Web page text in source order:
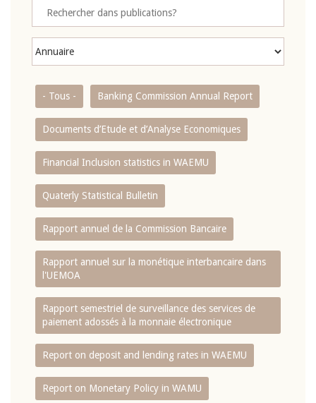
- Tous - Banking Commission Annual Report
Documents d’Etude et d’Analyse Economiques
Financial Inclusion statistics in WAEMU
Quaterly Statistical Bulletin
Rapport annuel de la Commission Bancaire
Rapport annuel sur la monétique interbancaire dans
l'UEMOA
Rapport semestriel de surveillance des services de
paiement adossés à la monnaie électronique
Report on deposit and lending rates in WAEMU
Report on Monetary Policy in WAMU